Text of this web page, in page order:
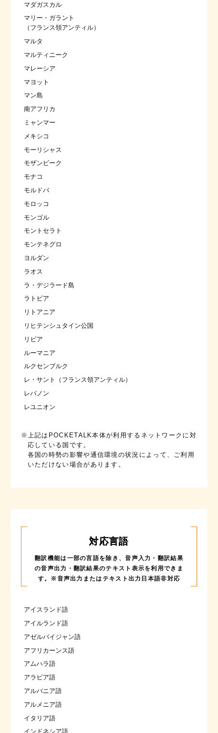
マダガスカル
マリー・ガラント
（フランス領アンティル）
マルタ
マルティニーク
マレーシア
マヨット
マン島
南アフリカ
ミャンマー
メキシコ
モーリシャス
モザンビーク
モナコ
モルドバ
モロッコ
モンゴル
モントセラト
モンテネグロ
ヨルダン
ラオス
ラ・デジラード島
ラトビア
リトアニア
リヒテンシュタイン公国
リビア
ルーマニア
ルクセンブルク
レ・サント（フランス領アンティル）
レバノン
レユニオン
※上記はPOCKETALK本体が利用するネットワークに対
応している国です。
各国の時勢の影響や通信環境の状況によって、ご利用
いただけない場合があります。
対応言語
翻訳機能は一部の言語を除き、音声入力・翻訳結果
の音声出力・ 翻訳結果のテキスト表示を利用できま
す。※音声出力またはテキスト出力日本語非対応
アイスランド語
アイルランド語
アゼルバイジャン語
アフリカーンス語
アムハラ語
アラビア語
アルバニア語
アルメニア語
イタリア語
インドネシア語